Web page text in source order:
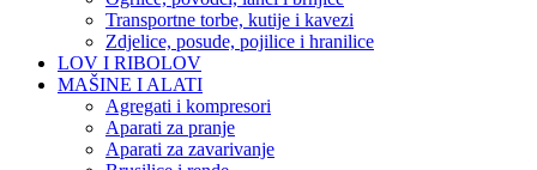
Transportne torbe, kutije i kavezi
Zdjelice, posude, pojilice i hranilice
LOV I RIBOLOV
MAŠINE I ALATI
Agregati i kompresori
Aparati za pranje
Aparati za zavarivanje